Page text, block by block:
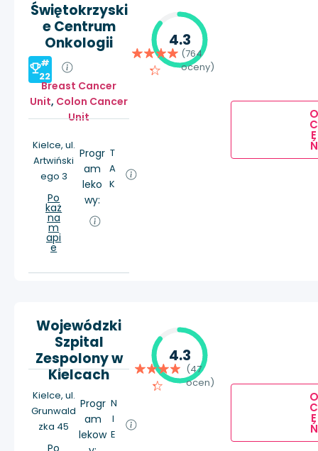
Świętokrzyski
e Centrum
Onkologii
#
22
Breast Cancer
Unit, Colon Cancer
Unit
Kielce, ul.
Artwiński
ego 3
Po
każ
na
m
api
e
Progr
am
leko
wy:
T
A
K
4.3
(764
oceny)
O
C
E
Ń
Wojewódzki
Szpital
Zespolony w
Kielcach
Kielce, ul.
Grunwald
zka 45
Progr
am
lekow
N
I
E
4.3
(47
ocen)
O
C
E
Ń